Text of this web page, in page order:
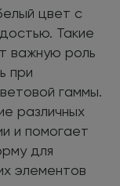
цвет с
Такие
важную роль
при
гаммы.
различных
и помогает
для
элементов